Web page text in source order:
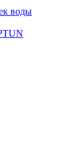
воды